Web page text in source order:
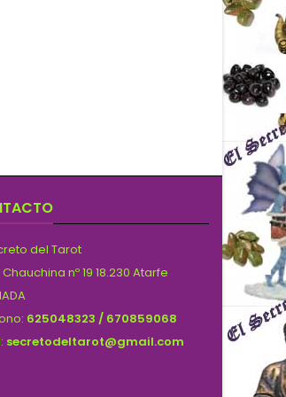
del Tarot
nº 19 18.230 Atarfe
625048323 / 670859068
secretodeltarot@gmail.com